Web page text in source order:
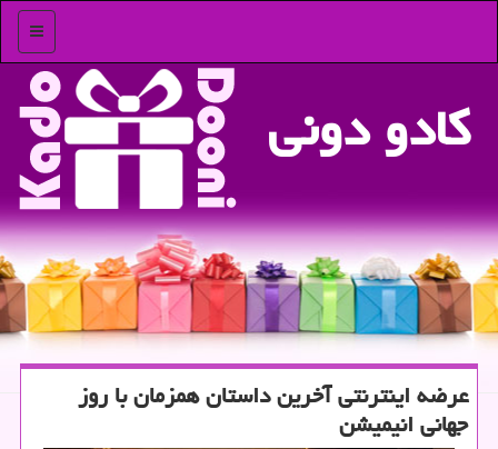
منو
كادو دونی
عرضه اینترنتی آخرین داستان همزمان با روز
جهانی انیمیشن